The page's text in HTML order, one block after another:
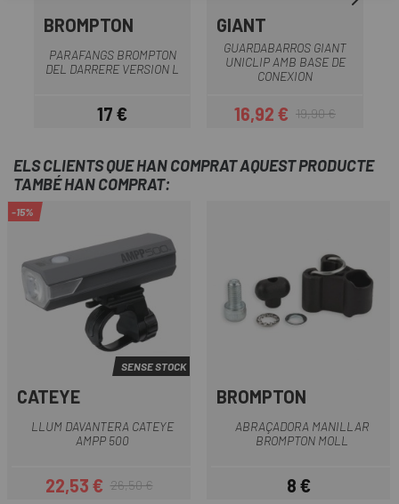
BROMPTON
PARAFANGS BROMPTON
DEL DARRERE VERSION L
Preu
17 €
GIANT
GUARDABARROS GIANT
UNICLIP AMB BASE DE
CONEXION
Preu
16,92 €Preu regular
19,90 €
ELS CLIENTS QUE HAN COMPRAT AQUEST PRODUCTE
TAMBÉ HAN COMPRAT:
-15%
SENSE STOCK
CATEYE
LLUM DAVANTERA CATEYE
AMPP 500
Preu
22,53 €Preu regular
26,50 €
BROMPTON
ABRAÇADORA MANILLAR
BROMPTON MOLL
Preu
8 €